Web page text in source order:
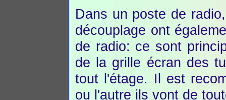
Dans un poste de
découplage ont
de radio: ce sont
de la grille écran des
tout l'étage. Il est
ou l'autre ils vont de